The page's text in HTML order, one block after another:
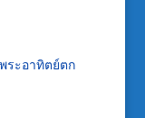
ระอาทิตย์ตก